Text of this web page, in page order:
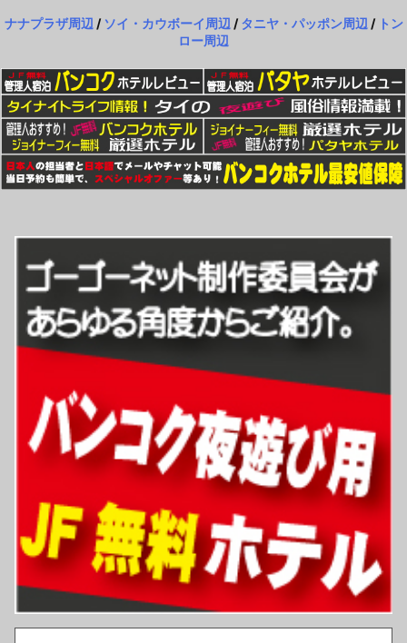
ナナプラザ周辺 / ソイ・カウボーイ周辺 /タニヤ・パッポン周辺 / トン
ロー周辺